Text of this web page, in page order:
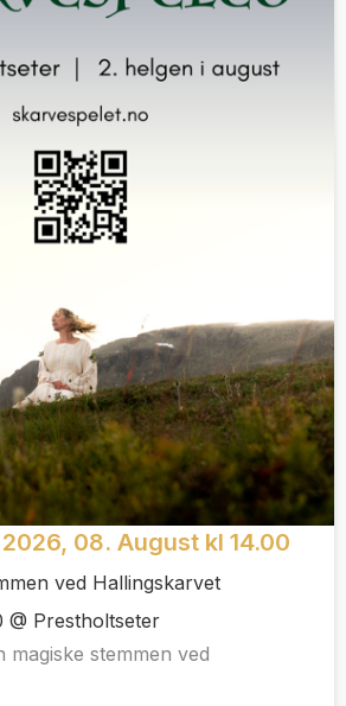
08. August kl 14.00
ved Hallingskarvet
@ Prestholtseter
magiske stemmen ved